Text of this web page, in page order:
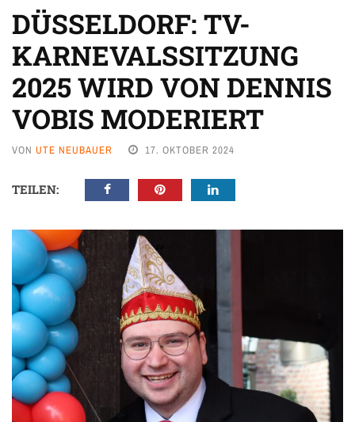
DÜSSELDORF: TV-
KARNEVALSSITZUNG
2025 WIRD VON DENNIS
VOBIS MODERIERT
VON UTE NEUBAUER 17. OKTOBER 2024
TEILEN: